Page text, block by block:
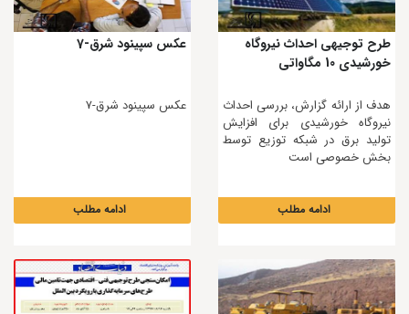
طرح توجیهی احداث نیروگاه
خورشیدی 10 مگاواتی
هدف از ارائه گزارش، بررسی احداث
نیروگاه خورشیدی برای افزایش
تولید برق در شبکه توزیع توسط
بخش خصوصی است
ادامه مطلب
عکس سپینود شرق-7
عکس سپینود شرق-7
ادامه مطلب